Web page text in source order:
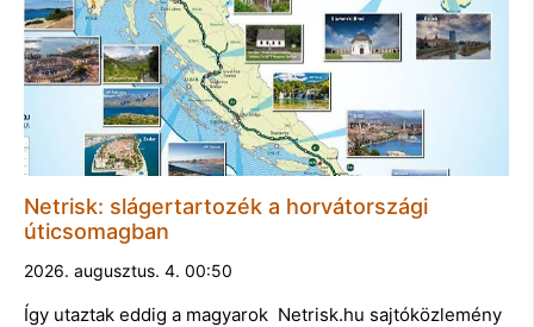
Netrisk: slágertartozék a horvátországi
úticsomagban
2026. augusztus. 4. 00:50
Így utaztak eddig a magyarok Netrisk.hu sajtóközlemény